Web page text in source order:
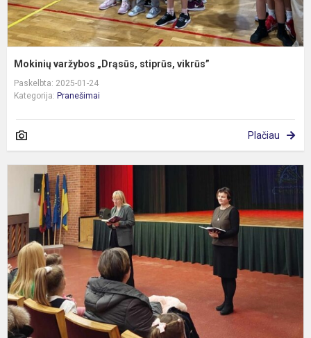
Mokinių varžybos „Drąsūs, stiprūs, vikrūs”
Paskelbta: 2025-01-24
Kategorija: Pranešimai
Plačiau